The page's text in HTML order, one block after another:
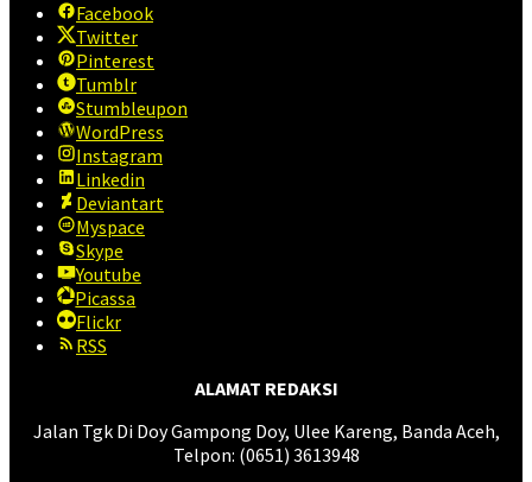
Facebook
Twitter
Pinterest
Tumblr
Stumbleupon
WordPress
Instagram
Linkedin
Deviantart
Myspace
Skype
Youtube
Picassa
Flickr
RSS
ALAMAT REDAKSI
Jalan Tgk Di Doy Gampong Doy, Ulee Kareng, Banda Aceh,
Telpon: (0651) 3613948